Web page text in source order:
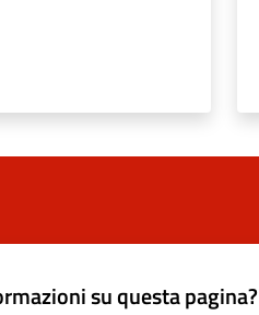
su questa pagina?